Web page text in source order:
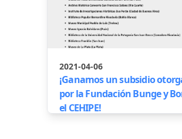
2021-04-06
¡Ganamos un subsidio
por la Fundación Bunge y
el CEHIPE!